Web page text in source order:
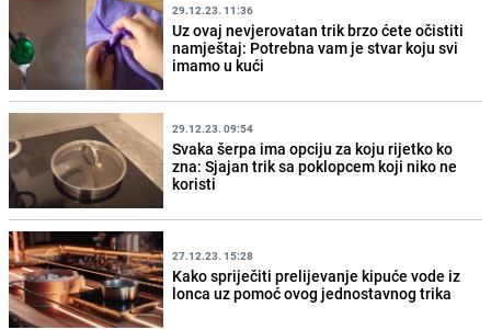
29.12.23. 11:36
Uz ovaj nevjerovatan trik brzo ćete očistiti
namještaj: Potrebna vam je stvar koju svi
imamo u kući
29.12.23. 09:54
Svaka šerpa ima opciju za koju rijetko ko
zna: Sjajan trik sa poklopcem koji niko ne
koristi
27.12.23. 15:28
Kako spriječiti prelijevanje kipuće vode iz
lonca uz pomoć ovog jednostavnog trika